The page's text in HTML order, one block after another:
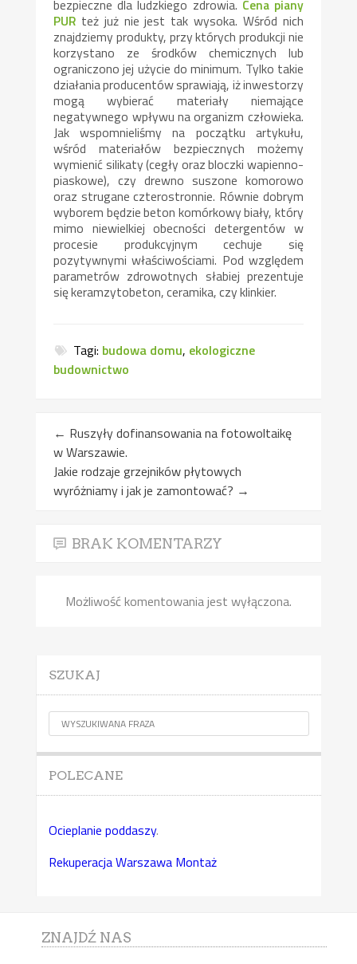
bezpieczne dla ludzkiego zdrowia. Cena piany
PUR też już nie jest tak wysoka. Wśród nich
znajdziemy produkty, przy których produkcji nie
korzystano ze środków chemicznych lub
ograniczono jej użycie do minimum. Tylko takie
działania producentów sprawiają, iż inwestorzy
mogą wybierać materiały niemające
negatywnego wpływu na organizm człowieka.
Jak wspomnieliśmy na początku artykułu,
wśród materiałów bezpiecznych możemy
wymienić silikaty (cegły oraz bloczki wapienno-
piaskowe), czy drewno suszone komorowo
oraz strugane czterostronnie. Równie dobrym
wyborem będzie beton komórkowy biały, który
mimo niewielkiej obecności detergentów w
procesie produkcyjnym cechuje się
pozytywnymi właściwościami. Pod względem
parametrów zdrowotnych słabiej prezentuje
się keramzytobeton, ceramika, czy klinkier.
Tagi: budowa domu, ekologiczne
budownictwo
← Ruszyły dofinansowania na fotowoltaikę
w Warszawie.
Jakie rodzaje grzejników płytowych
wyróżniamy i jak je zamontować? →
BRAK KOMENTARZY
Możliwość komentowania jest wyłączona.
SZUKAJ
POLECANE
Ocieplanie poddaszy.
Rekuperacja Warszawa Montaż
ZNAJDŹ NAS